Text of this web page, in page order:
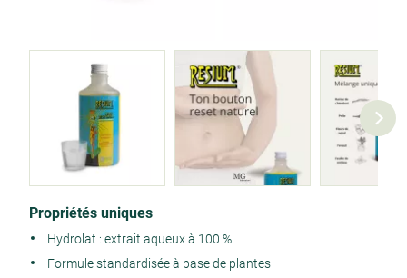
Product
details
Propriétés uniques
Hydrolat : extrait aqueux à 100 %
Formule standardisée à base de plantes